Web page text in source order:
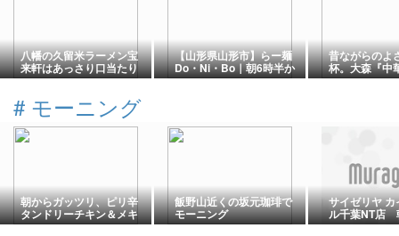
八幡の久留米ラーメン宝
来軒はあっさり口当たり
が優しい久留米ラーメン
【山形県山形市】らー麺
Do・Ni・Bo｜朝6時半か
ら！濃厚煮干しの朝ラー
昔ながらのよ
杯。大森『中
月』のワンタ
# モーニング
朝からガッツリ、ピリ辛
タンドリーチキン＆メキ
シカンピラフ＠ジョナサ
飯野山近くの坂元珈琲で
モーニング
サイゼリヤ
ル千葉NT店
ンチェッタと